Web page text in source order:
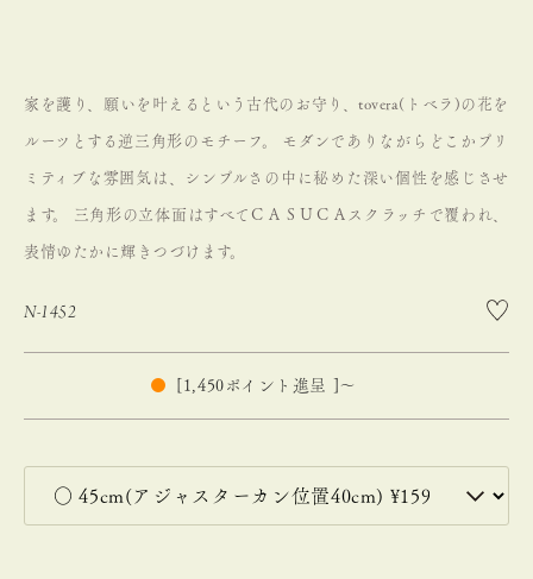
家を護り、願いを叶えるという古代のお守り、tovera(トベラ)の花を
ルーツとする逆三角形のモチーフ。 モダンでありながらどこかプリ
ミティブな雰囲気は、シンプルさの中に秘めた深い個性を感じさせ
ます。 三角形の立体面はすべてＣＡＳＵＣＡスクラッチで覆われ、
表情ゆたかに輝きつづけます。
N-1452
1,450 ポイント進呈 ] 〜